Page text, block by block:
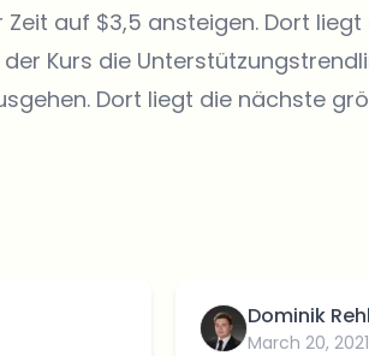
auf $3,5 ansteigen. Dort liegt
Kurs die
Dort liegt die nächste
Dominik
March 20,